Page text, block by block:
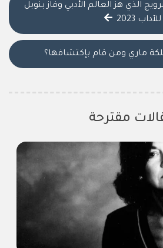
الذي هز العالم الأدبي وفاز بنوبل
للآداب 2023
ماري ومن قام بإكتشافها؟
مقترحة